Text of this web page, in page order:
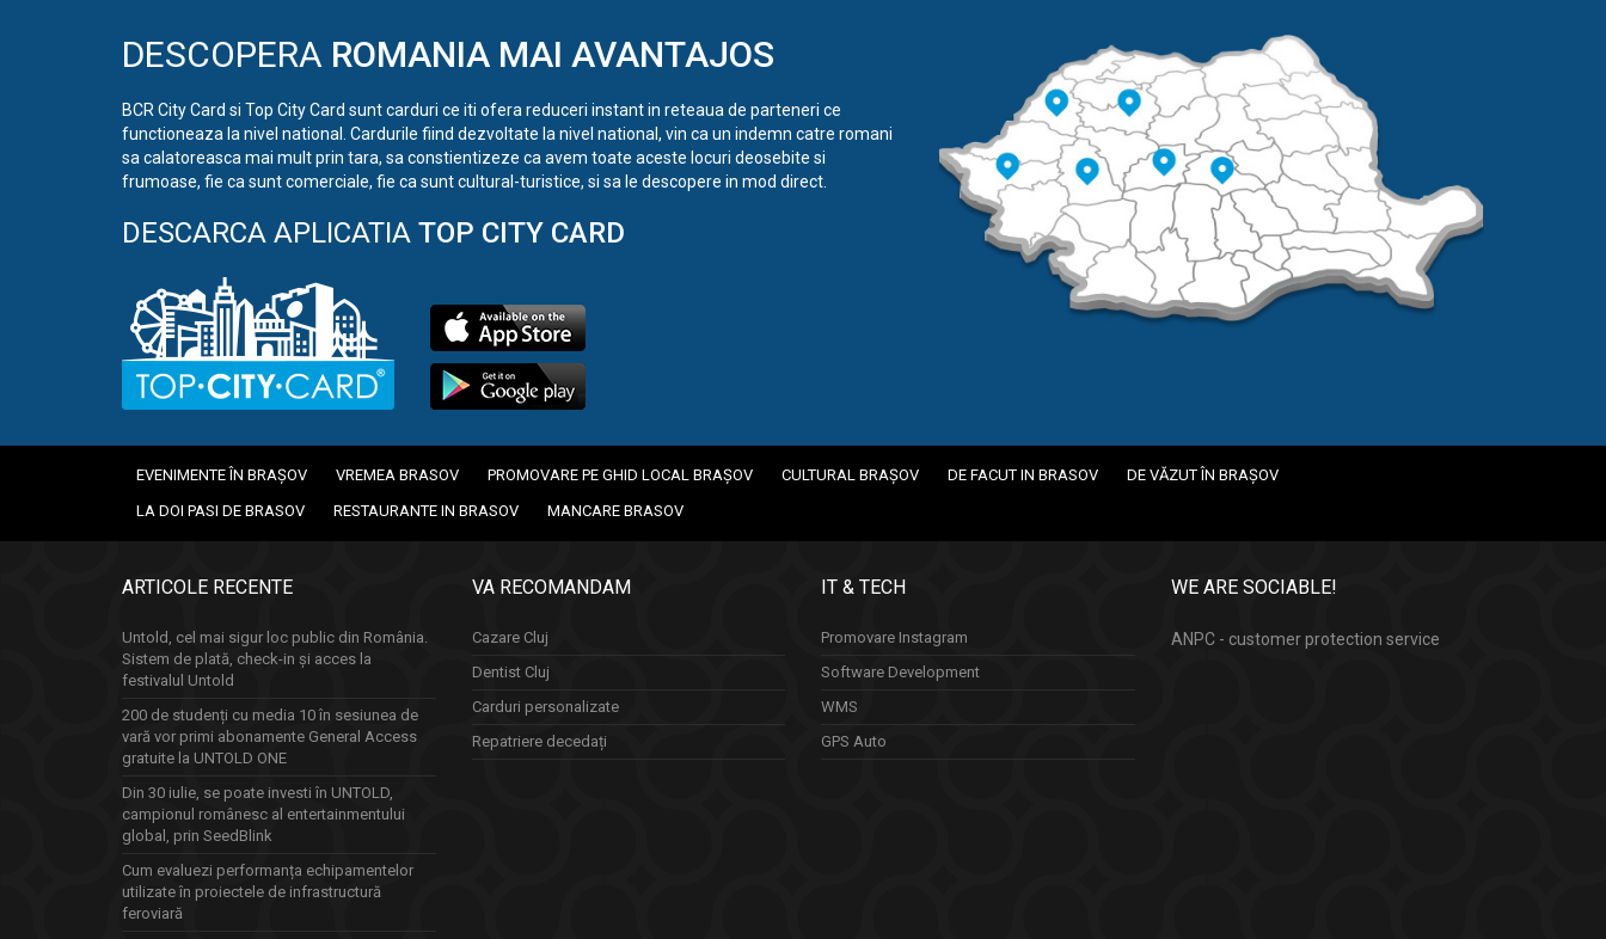
DESCOPERA ROMANIA MAI AVANTAJOS
BCR City Card si Top City Card sunt carduri ce iti ofera reduceri instant in reteaua de parteneri ce
functioneaza la nivel national. Cardurile fiind dezvoltate la nivel national, vin ca un indemn catre romani
sa calatoreasca mai mult prin tara, sa constientizeze ca avem toate aceste locuri deosebite si
frumoase, fie ca sunt comerciale, fie ca sunt cultural-turistice, si sa le descopere in mod direct.
DESCARCA APLICATIA TOP CITY CARD
EVENIMENTE ÎN BRAȘOV VREMEA BRASOV PROMOVARE PE GHID LOCAL BRAȘOV CULTURAL BRAȘOV DE FACUT IN BRASOV
DE VĂZUT ÎN BRAȘOV
LA DOI PASI DE BRASOV
RESTAURANTE IN BRASOV MANCARE BRASOV
ARTICOLE RECENTE
Untold, cel mai sigur loc public din România.
Sistem de plată, check-in și acces la
festivalul Untold
200 de studenți cu media 10 în sesiunea de
vară vor primi abonamente General Access
gratuite la UNTOLD ONE
Din 30 iulie, se poate investi în UNTOLD,
campionul românesc al entertainmentului
global, prin SeedBlink
Cum evaluezi performanța echipamentelor
utilizate în proiectele de infrastructură
feroviară
VA RECOMANDAM
Cazare Cluj
Dentist Cluj
Carduri personalizate
Repatriere decedați
IT & TECH
Promovare Instagram
Software Development
WMS
GPS Auto
WE ARE SOCIABLE!
ANPC - customer protection service